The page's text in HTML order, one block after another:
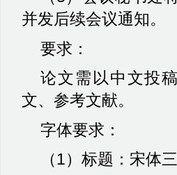
并发后续会议通知。
要求：
论文需以中文投
文、参考文献。
字体要求：
（1）标题：宋体